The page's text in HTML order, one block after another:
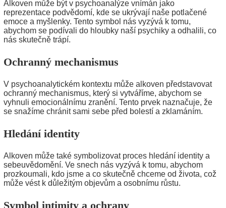
Alkoven může být v psychoanalýze vnímán jako
reprezentace podvědomí, kde se ukrývají naše potlačené
emoce a myšlenky. Tento symbol nás vyzývá k tomu,
abychom se podívali do hloubky naší psychiky a odhalili, co
nás skutečně trápí.
Ochranný mechanismus
V psychoanalytickém kontextu může alkoven představovat
ochranný mechanismus, který si vytváříme, abychom se
vyhnuli emocionálnímu zranění. Tento prvek naznačuje, že
se snažíme chránit sami sebe před bolestí a zklamáním.
Hledání identity
Alkoven může také symbolizovat proces hledání identity a
sebeuvědomění. Ve snech nás vyzývá k tomu, abychom
prozkoumali, kdo jsme a co skutečně chceme od života, což
může vést k důležitým objevům a osobnímu růstu.
Symbol intimity a ochrany